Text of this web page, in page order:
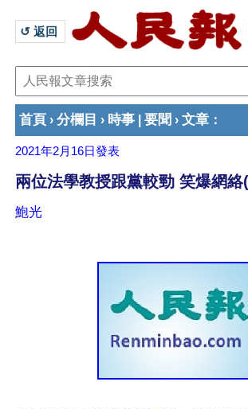
↺ 返回
首頁 › 分欄目 › 時事 要聞 › 文章 ：
2021年2月16日發表
兩位法學教授跟黨較勁 笑爆網
鮑光